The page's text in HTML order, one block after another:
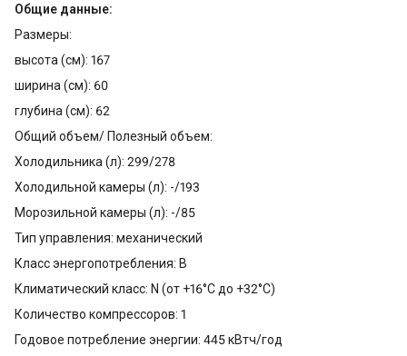
Общие данные:
Размеры:
высота (см): 167
ширина (см): 60
глубина (см): 62
Общий объем/ Полезный объем:
Холодильника (л): 299/278
Холодильной камеры (л): -/193
Морозильной камеры (л): -/85
Тип управления: механический
Класс энергопотребления: B
Климатический класс: N (от +16°С до +32°С)
Количество компрессоров: 1
Годовое потребление энергии: 445 кВтч/год